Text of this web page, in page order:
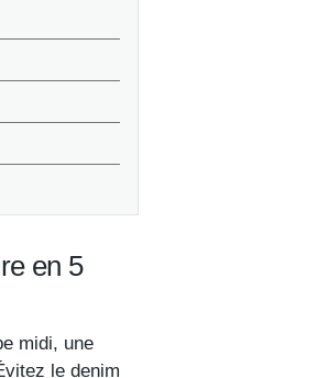
en 5
midi, une
le denim